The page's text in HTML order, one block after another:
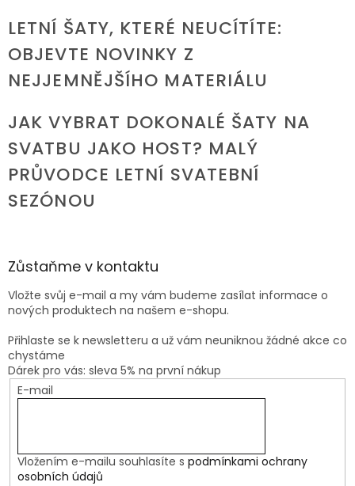
LETNÍ ŠATY, KTERÉ NEUCÍTÍTE:
OBJEVTE NOVINKY Z
NEJJEMNĚJŠÍHO MATERIÁLU
JAK VYBRAT DOKONALÉ ŠATY NA
SVATBU JAKO HOST? MALÝ
PRŮVODCE LETNÍ SVATEBNÍ
SEZÓNOU
Zůstaňme v kontaktu
Vložte svůj e-mail a my vám budeme zasílat informace o
nových produktech na našem e-shopu.
Přihlaste se k newsletteru a už vám neuniknou žádné akce co
chystáme
Dárek pro vás: sleva 5% na první nákup
E-mail
Vložením e-mailu souhlasíte s podmínkami ochrany
osobních údajů